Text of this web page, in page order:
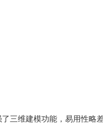
三维建模功能，易用性略